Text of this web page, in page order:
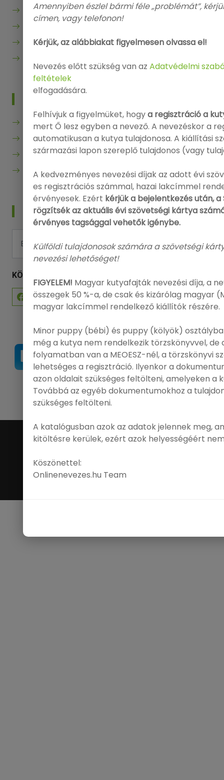
Főoldal
Segítség
Bejelentkezés
Regisztráció
Adatvédelmi politika
Felhasználási feltételek
HÍRLEVÉL
FELIRATKOZÁS
KÖVESSEN MINKET
Ügyfélszolgálat | GY.Í.K. | FCI | MEOESZ
©Online Nevezés. All Rights Reserved.
Amennyiben észlel bármi féle „problémát”,
címen, vagy telefonon!
Kérjük, az alábbiakat figyelmesen olvassa el!
Nevezés előtt szükség van az Adatvédelmi
feltételek
elfogadására.
Felhívjuk a figyelmüket, hogya regisztráció a
mert Ő lesz egyben a nevező. A nevezéskor a
automatikusan a kutya tulajdonosa. A kiállítási
származási lapon szereplő tulajdonos (vagy
A kedvezményes nevezési díjak az adott évi
es regisztrációs számmal, hazai lakcímmel
érvényesek. Ezért kérjük a bejelentkezés után,
rögzítsék az aktuális évi szövetségi kártya
érvényes tagsággal vehetők igénybe.
Külföldi tulajdonosok számára a szövetségi
nevezési lehetőséget!
FIGYELEM! Magyar kutyafajták nevezési díja, a
összegek 50 %-a, de csak és kizárólag magyar
magyar lakcímmel rendelkező kiállítók részére.
Minor puppy (bébi) és puppy (kölyök)
még a kutya nem rendelkezik törzskönyvvel,
folyamatban van a MEOESZ-nél, a törzskönyvi
lehetséges a regisztráció. Ilyenkor a
azon oldalait szükséges feltölteni, amelyeken a
Továbbá az egyéb dokumentumokhoz a
szükséges feltölteni.
A katalógusban azok az adatok jelennek meg,
kitöltésre kerülek, ezért azok helyességéért
Köszönettel:
Onlinenevezes.hu Team